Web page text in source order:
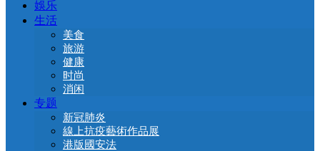
娛乐
生活
美食
旅游
健康
时尚
消闲
专题
新冠肺炎
線上抗疫藝術作品展
港版國安法